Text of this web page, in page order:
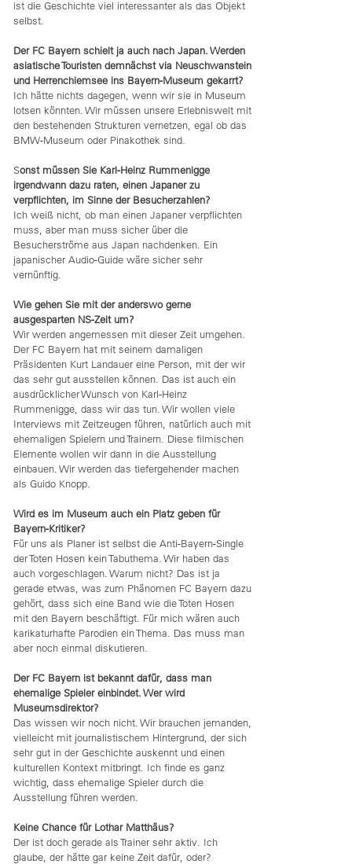
ist die Geschichte viel interessanter als das Objekt
selbst.
Der FC Bayern schielt ja auch nach Japan. Werden
asiatische Touristen demnächst via Neuschwanstein
und Herrenchiemsee ins Bayern-Museum gekarrt?
Ich hätte nichts dagegen, wenn wir sie in Museum
lotsen könnten. Wir müssen unsere Erlebniswelt mit
den bestehenden Strukturen vernetzen, egal ob das
BMW-Museum oder Pinakothek sind.
Sonst müssen Sie Karl-Heinz Rummenigge
irgendwann dazu raten, einen Japaner zu
verpflichten, im Sinne der Besucherzahlen?
Ich weiß nicht, ob man einen Japaner verpflichten
muss, aber man muss sicher über die
Besucherströme aus Japan nachdenken. Ein
japanischer Audio-Guide wäre sicher sehr
vernünftig.
Wie gehen Sie mit der anderswo gerne
ausgesparten NS-Zeit um?
Wir werden angemessen mit dieser Zeit umgehen.
Der FC Bayern hat mit seinem damaligen
Präsidenten Kurt Landauer eine Person, mit der wir
das sehr gut ausstellen können. Das ist auch ein
ausdrücklicher Wunsch von Karl-Heinz
Rummenigge, dass wir das tun. Wir wollen viele
Interviews mit Zeitzeugen führen, natürlich auch mit
ehemaligen Spielern und Trainern. Diese filmischen
Elemente wollen wir dann in die Ausstellung
einbauen. Wir werden das tiefergehender machen
als Guido Knopp.
Wird es im Museum auch ein Platz geben für
Bayern-Kritiker?
Für uns als Planer ist selbst die Anti-Bayern-Single
der Toten Hosen kein Tabuthema. Wir haben das
auch vorgeschlagen. Warum nicht? Das ist ja
gerade etwas, was zum Phänomen FC Bayern dazu
gehört, dass sich eine Band wie die Toten Hosen
mit den Bayern beschäftigt. Für mich wären auch
karikaturhafte Parodien ein Thema. Das muss man
aber noch einmal diskutieren.
Der FC Bayern ist bekannt dafür, dass man
ehemalige Spieler einbindet. Wer wird
Museumsdirektor?
Das wissen wir noch nicht. Wir brauchen jemanden,
vielleicht mit journalistischem Hintergrund, der sich
sehr gut in der Geschichte auskennt und einen
kulturellen Kontext mitbringt. Ich finde es ganz
wichtig, dass ehemalige Spieler durch die
Ausstellung führen werden.
Keine Chance für Lothar Matthäus?
Der ist doch gerade als Trainer sehr aktiv. Ich
glaube, der hätte gar keine Zeit dafür, oder?